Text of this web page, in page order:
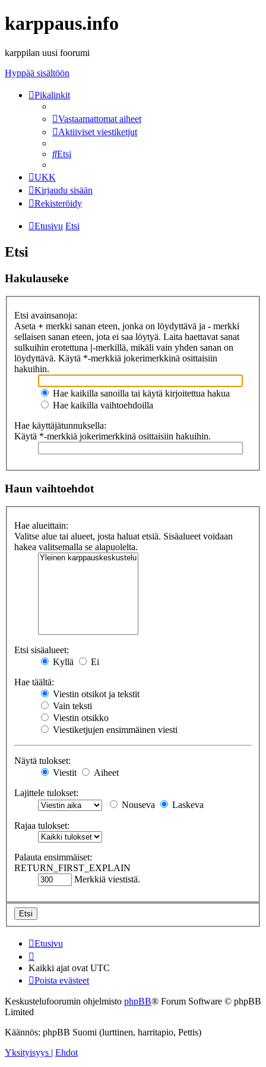
karppaus.info
karppilan uusi foorumi
Hyppää sisältöön
Pikalinkit
Vastaamattomat aiheet
Aktiiviset viestiketjut
Etsi
UKK
Kirjaudu sisään
Rekisteröidy
Etusivu Etsi
Etsi
Hakulauseke
Etsi avainsanoja:
Aseta + merkki sanan eteen, jonka on löydyttävä ja - merkki
sellaisen sanan eteen, jota ei saa löytyä. Laita haettavat sanat
sulkuihin erotettuna |-merkillä, mikäli vain yhden sanan on
löydyttävä. Käytä *-merkkiä jokerimerkkinä osittaisiin
hakuihin.
Hae kaikilla sanoilla tai käytä kirjoitettua hakua
Hae kaikilla vaihtoehdoilla
Hae käyttäjätunnuksella:
Käytä *-merkkiä jokerimerkkinä osittaisiin hakuihin.
Haun vaihtoehdot
Hae alueittain:
Valitse alue tai alueet, josta haluat etsiä. Sisäalueet voidaan
hakea valitsemalla se alapuolelta.
Etsi sisäalueet:
Kyllä
Ei
Hae täältä:
Viestin otsikot ja tekstit
Vain teksti
Viestin otsikko
Viestiketjujen ensimmäinen viesti
Näytä tulokset:
Viestit
Aiheet
Lajittele tulokset:
Nouseva
Laskeva
Rajaa tulokset:
Palauta ensimmäiset:
RETURN_FIRST_EXPLAIN
Merkkiä viestistä.
Etusivu
Kaikki ajat ovat UTC
Poista evästeet
Keskustelufoorumin ohjelmisto phpBB® Forum Software © phpBB
Limited
Käännös: phpBB Suomi (lurttinen, harritapio, Pettis)
Yksityisyys | Ehdot